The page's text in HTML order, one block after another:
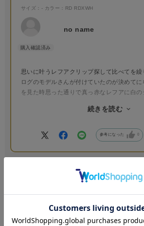
サイズ：- カラー：RD RDXWH
no name
思いに叶うレフアクリップ探して比べてを繰
ログのモデルさんが付けていたのが決めて
を見た時思った通りで真っ赤なレフアに白
発注から納品までの早さにはいつも驚かされ
続きを読む
参考になった 0